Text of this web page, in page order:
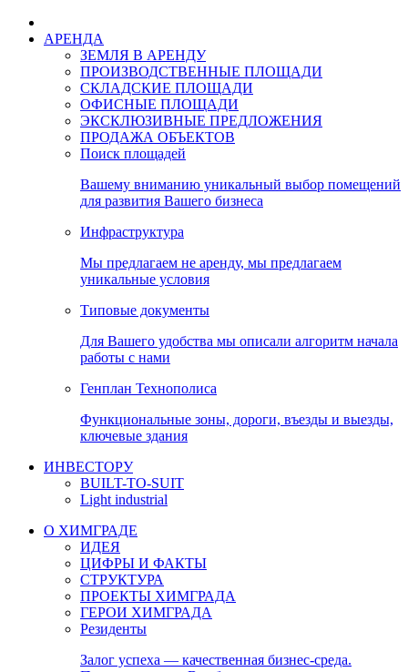
АРЕНДА
ЗЕМЛЯ В АРЕНДУ
ПРОИЗВОДСТВЕННЫЕ ПЛОЩАДИ
СКЛАДСКИЕ ПЛОЩАДИ
ОФИСНЫЕ ПЛОЩАДИ
ЭКСКЛЮЗИВНЫЕ ПРЕДЛОЖЕНИЯ
ПРОДАЖА ОБЪЕКТОВ
Поиск площадей
Вашему вниманию уникальный выбор помещений
для развития Вашего бизнеса
Инфраструктура
Мы предлагаем не аренду, мы предлагаем
уникальные условия
Типовые документы
Для Вашего удобства мы описали алгоритм начала
работы с нами
Генплан Технополиса
Функциональные зоны, дороги, въезды и выезды,
ключевые здания
ИНВЕСТОРУ
BUILT-TO-SUIT
Light industrial
О ХИМГРАДЕ
ИДЕЯ
ЦИФРЫ И ФАКТЫ
СТРУКТУРА
ПРОЕКТЫ ХИМГРАДА
ГЕРОИ ХИМГРАДА
Резиденты
Залог успеха — качественная бизнес-среда.